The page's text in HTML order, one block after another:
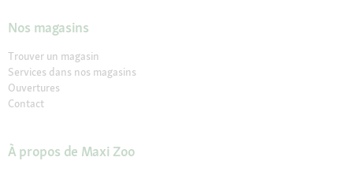
Nos magasins
Trouver un magasin
Services dans nos magasins
Ouvertures
Contact
À propos de Maxi Zoo